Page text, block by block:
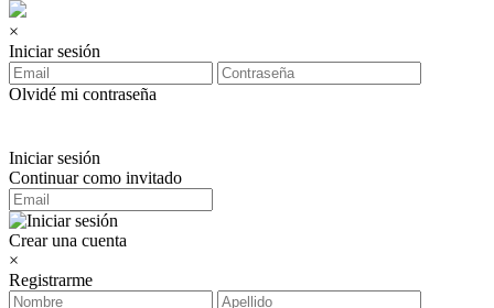
×
Iniciar sesión
Olvidé mi contraseña
Iniciar sesión
Continuar como invitado
Crear una cuenta
×
Registrarme